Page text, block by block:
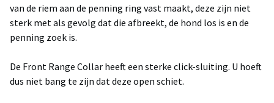
van de riem aan de penning ring vast maakt, deze zijn niet
sterk met als gevolg dat die afbreekt, de hond los is en de
penning zoek is.
De Front Range Collar heeft een sterke click-sluiting. U hoeft
dus niet bang te zijn dat deze open schiet.